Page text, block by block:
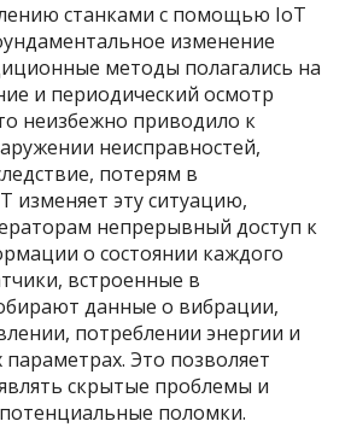
станками с помощью IoT
изменение
методы полагались на
и периодический осмотр
неизбежно приводило к
неисправностей,
потерям в
изменяет эту ситуацию,
непрерывный доступ к
о состоянии каждого
встроенные в
данные о вибрации,
потреблении энергии и
Это позволяет
скрытые проблемы и
поломки.